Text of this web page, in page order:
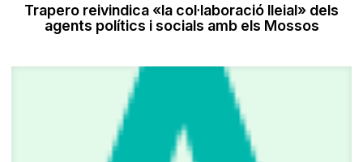
Trapero reivindica «la col·laboració lleial» dels
agents polítics i socials amb els Mossos